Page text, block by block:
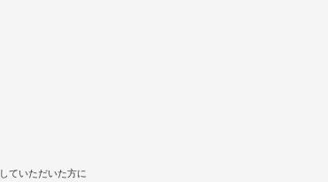
ていただいた方に